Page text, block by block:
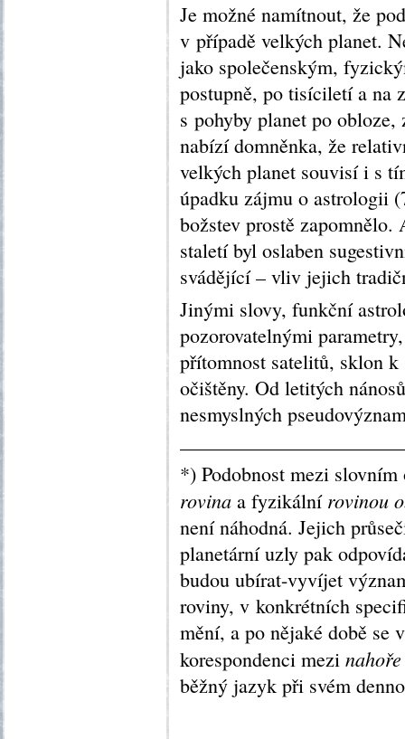
Je možné namítnout, že
v případě velkých planet.
jako společenským,
postupně, po tisíciletí a na
s pohyby planet po
nabízí domněnka, že
velkých planet souvisí i s
úpadku zájmu o astrologii
božstev prostě
staletí byl oslaben
svádějící – vliv jejich
Jinými slovy, funkční
pozorovatelnými
přítomnost satelitů, sklon
očištěny. Od letitých
nesmyslných
*) Podobnost mezi
rovina a fyzikální rovinou
není náhodná. Jejich
planetární uzly pak
budou ubírat-vyvíjet
roviny, v konkrétních
mění, a po nějaké době se
korespondenci mezi
běžný jazyk při svém